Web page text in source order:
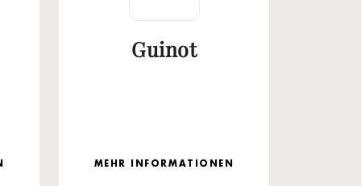
Guinot
MEHR INFORMATIONEN